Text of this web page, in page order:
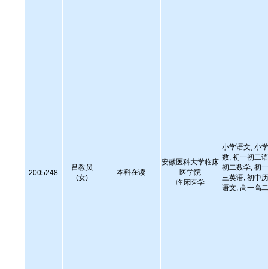
2005248
吕教员
(女)
本科在读
安徽医科大学临床
医学院
临床医学
小学语文, 小
数, 初一初二
初二数学, 初
三英语, 初中
语文, 高一高